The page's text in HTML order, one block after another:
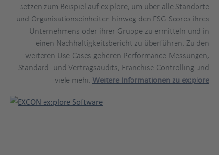
setzen zum Beispiel auf ex:plore, um über alle Standorte
und Organisationseinheiten hinweg den ESG-Scores ihres
Unternehmens oder ihrer Gruppe zu ermitteln und in
einen Nachhaltigkeitsbericht zu überführen. Zu den
weiteren Use-Cases gehören Performance-Messungen,
Standard- und Vertragsaudits, Franchise-Controlling und
viele mehr. Weitere Informationen zu ex:plore